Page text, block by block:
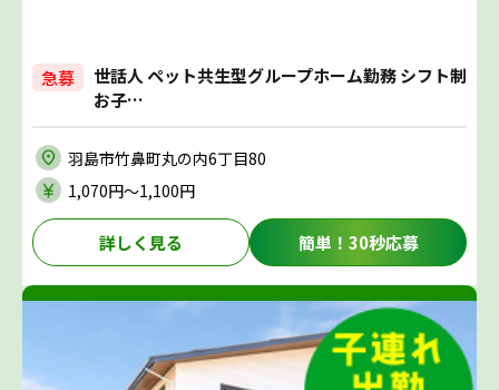
急募
世話人 ペット共生型グループホーム勤務 シフト制
お子…
羽島市竹鼻町丸の内6丁目80
1,070円〜1,100円
詳しく見る 簡単！30秒応募